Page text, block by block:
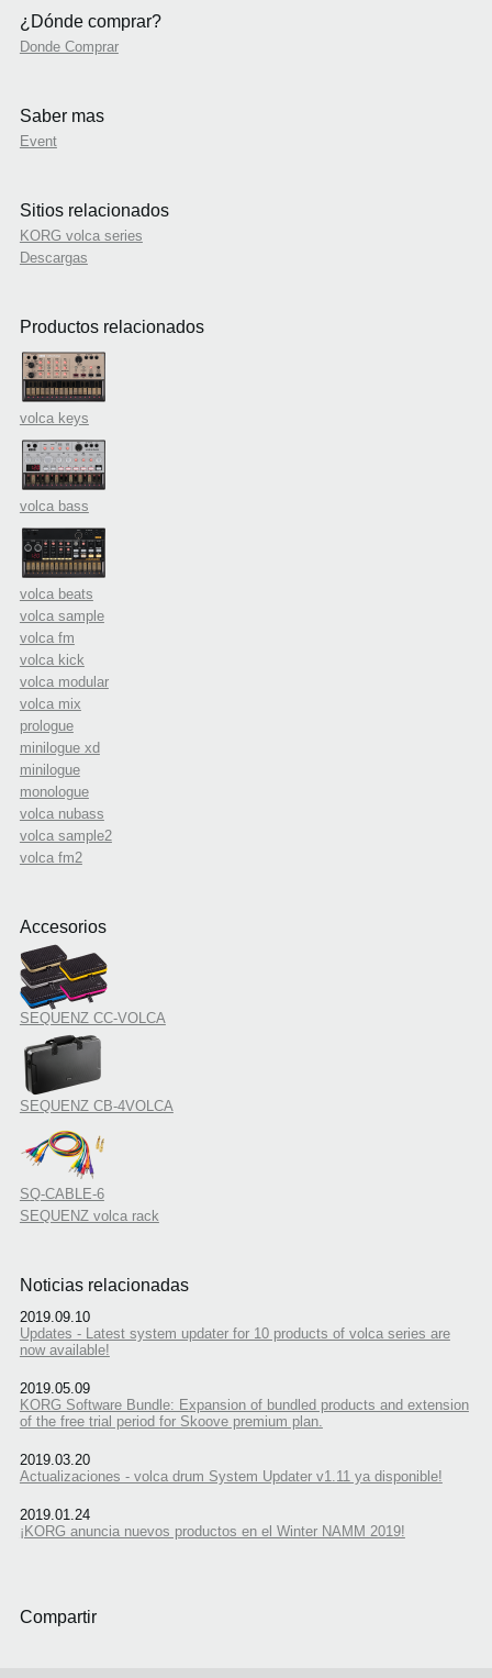
¿Dónde comprar?
Donde Comprar
Saber mas
Event
Sitios relacionados
KORG volca series
Descargas
Productos relacionados
volca keys
volca bass
volca beats
volca sample
volca fm
volca kick
volca modular
volca mix
prologue
minilogue xd
minilogue
monologue
volca nubass
volca sample2
volca fm2
Accesorios
SEQUENZ CC-VOLCA
SEQUENZ CB-4VOLCA
SQ-CABLE-6
SEQUENZ volca rack
Noticias relacionadas
2019.09.10
Updates - Latest system updater for 10 products of volca series are
now available!
2019.05.09
KORG Software Bundle: Expansion of bundled products and extension
of the free trial period for Skoove premium plan.
2019.03.20
Actualizaciones - volca drum System Updater v1.11 ya disponible!
2019.01.24
¡KORG anuncia nuevos productos en el Winter NAMM 2019!
Compartir